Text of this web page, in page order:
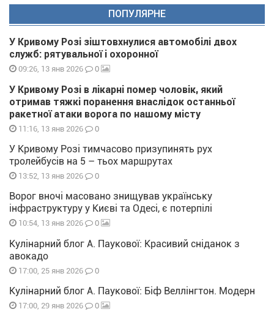
ПОПУЛЯРНЕ
У Кривому Розі зіштовхнулися автомобілі двох
служб: рятувальної і охоронної
09:26, 13 янв 2026 0
У Кривому Розі в лікарні помер чоловік, який
отримав тяжкі поранення внаслідок останньої
ракетної атаки ворога по нашому місту
11:16, 13 янв 2026 0
У Кривому Розі тимчасово призупинять рух
тролейбусів на 5 – тьох маршрутах
13:52, 13 янв 2026 0
Ворог вночі масовано знищував українську
інфраструктуру у Києві та Одесі, є потерпілі
10:54, 13 янв 2026 0
Кулінарний блог А. Паукової: Красивий сніданок з
авокадо
17:00, 25 янв 2026 0
Кулінарний блог А. Паукової: Біф Веллінгтон. Модерн
17:00, 29 янв 2026 0